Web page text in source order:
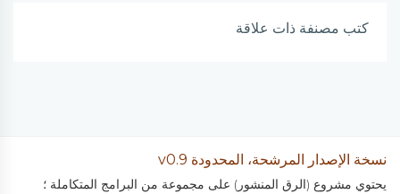
كتب مصنفة ذات علاقة
نسخة الإصدار المرشحة، المحدودة v0.9
يحتوي مشروع (الرق المنشور) على مجموعة من البرامج المتكاملة ؛